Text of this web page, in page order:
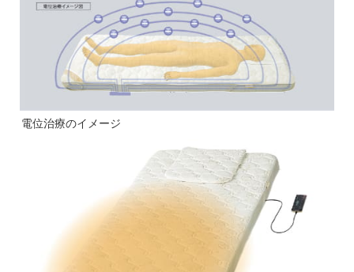
電位治療のイメージ